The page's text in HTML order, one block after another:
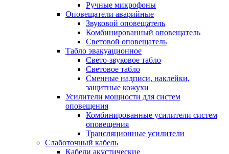
Ручные микрофоны
Оповещатели аварийные
Звуковой оповещатель
Комбинированный оповещатель
Световой оповещатель
Табло эвакуационное
Свето-звуковое табло
Световое табло
Сменные надписи, наклейки,
защитные кожухи
Усилители мощности для систем
оповещения
Комбинированные усилители систем
оповещения
Трансляционные усилители
Слаботочный кабель
Кабели акустические